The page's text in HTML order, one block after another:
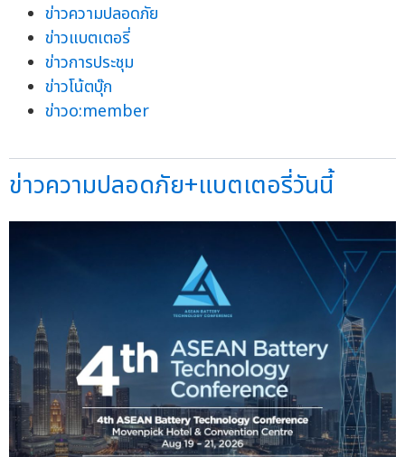
ข่าวความปลอดภัย
ข่าวแบตเตอรี่
ข่าวการประชุม
ข่าวโน้ตบุ๊ก
ข่าวo:member
ข่าวความปลอดภัย+แบตเตอรี่วันนี้